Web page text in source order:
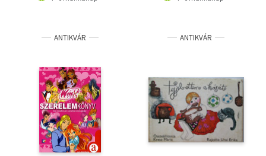
ANTIKVÁR ANTIKVÁR